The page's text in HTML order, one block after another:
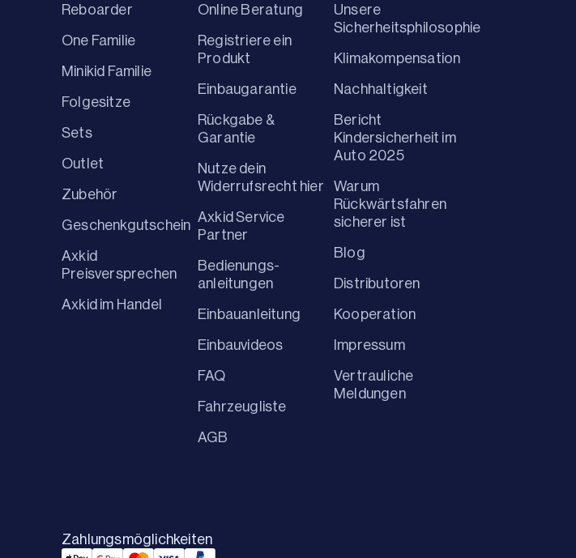
Reboarder
One Familie
Minikid Familie
Folgesitze
Sets
Outlet
Zubehör
Geschenkgutschein
Axkid
Preisversprechen
Axkid im Handel
Online Beratung
Registriere ein
Produkt
Einbaugarantie
Rückgabe &
Garantie
Nutze dein
Widerrufsrecht hier
Axkid Service
Partner
Bedienungs-
anleitungen
Einbauanleitung
Einbauvideos
FAQ
Fahrzeugliste
AGB
Unsere
Sicherheitsphilosophie
Klimakompensation
Nachhaltigkeit
Bericht
Kindersicherheit im
Auto 2025
Warum
Rückwärtsfahren
sicherer ist
Blog
Distributoren
Kooperation
Impressum
Vertrauliche
Meldungen
Zahlungsmöglichkeiten